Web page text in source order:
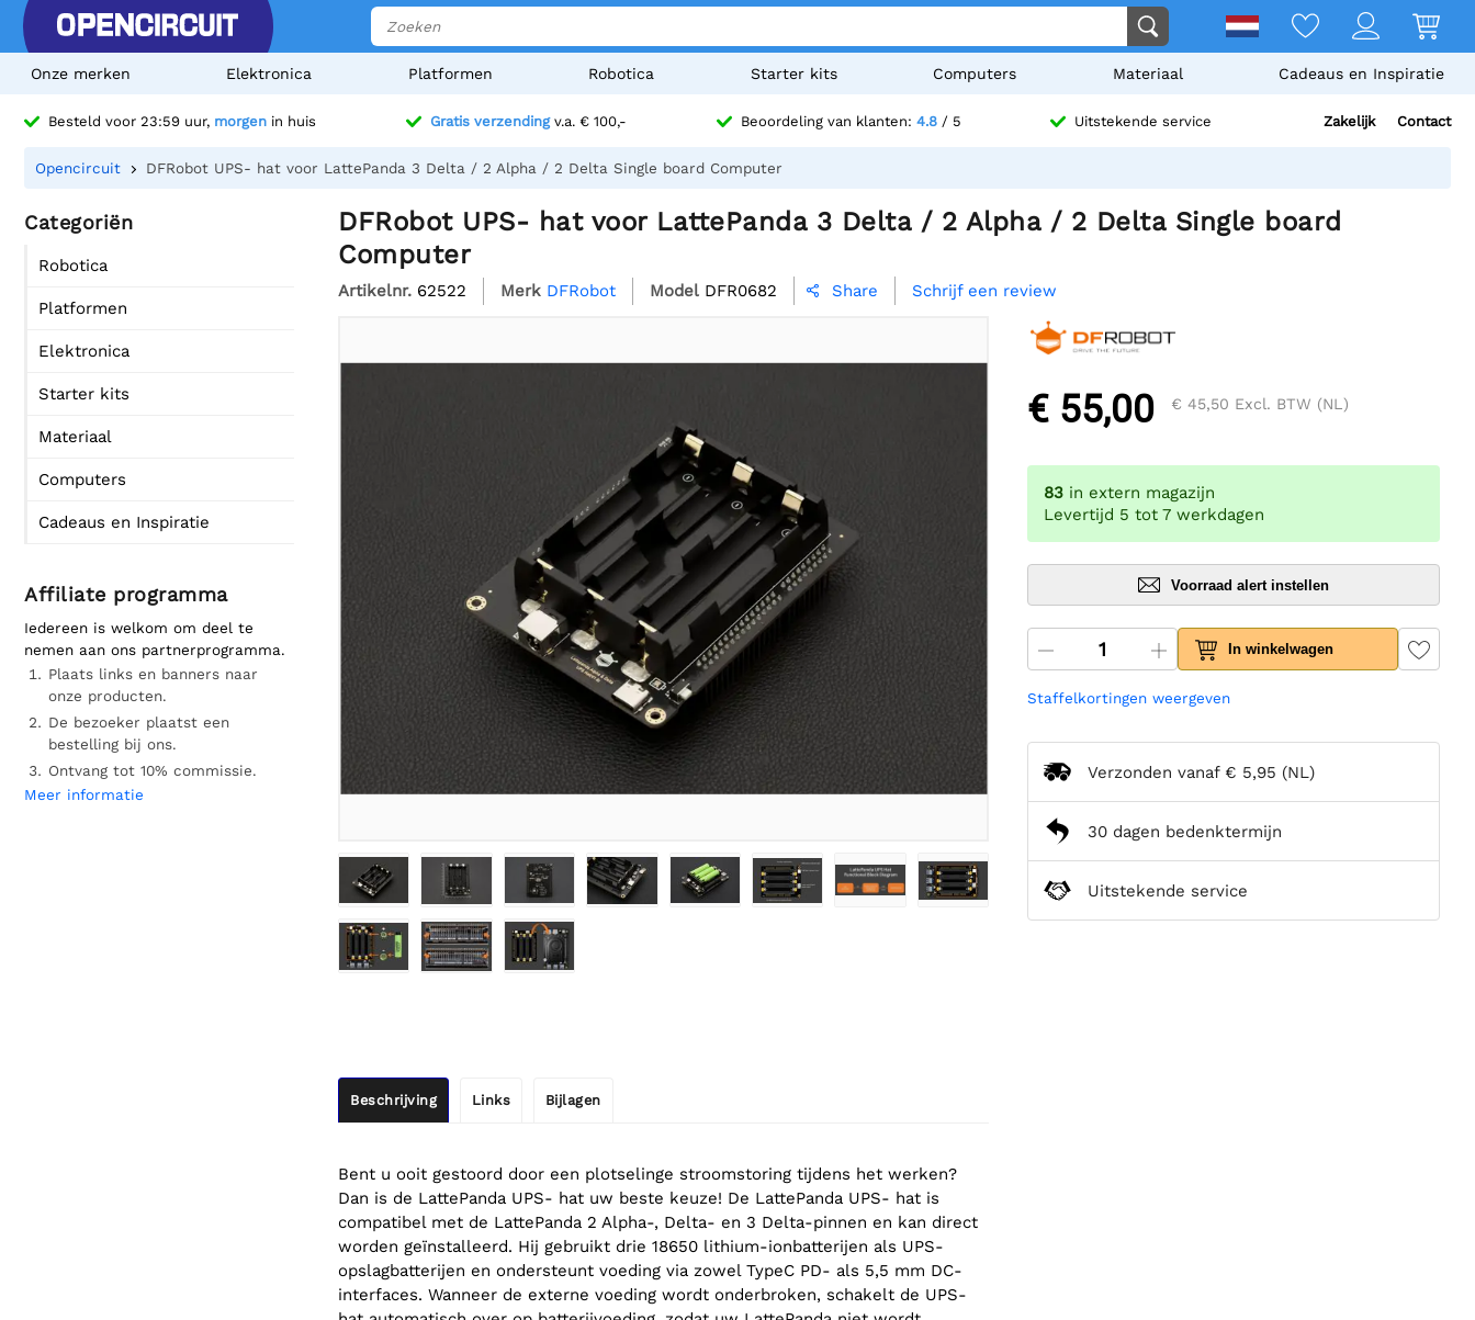
Onze merken Elektronica Platformen Robotica Starter kits Computers Materiaal Cadeaus en Inspiratie
Besteld voor 23:59 uur, morgen in huis Gratis verzendingv.a. € 100,- Beoordeling van klanten: 4.8/ 5 Uitstekende service Zakelijk Contact
Opencircuit DFRobot UPS- hat voor LattePanda 3 Delta / 2 Alpha / 2 Delta Single board Computer
Categoriën
Robotica
Platformen
Elektronica
Starter kits
Materiaal
Computers
Cadeaus en Inspiratie
Affiliate programma
Iedereen is welkom om deel te
nemen aan ons partnerprogramma.
Plaats links en banners naar
onze producten.
De bezoeker plaatst een
bestelling bij ons.
Ontvang tot 10% commissie.
Meer informatie
DFRobot UPS- hat voor LattePanda 3 Delta / 2 Alpha / 2 Delta Single board
Computer
Artikelnr. 62522 Merk DFRobot Model DFR0682  Share Schrijf een review
Beschrijving Links Bijlagen
Bent u ooit gestoord door een plotselinge stroomstoring tijdens het werken?
Dan is de LattePanda UPS- hat uw beste keuze! De LattePanda UPS- hat is
compatibel met de LattePanda 2 Alpha-, Delta- en 3 Delta-pinnen en kan direct
worden geïnstalleerd. Hij gebruikt drie 18650 lithium-ionbatterijen als UPS-
opslagbatterijen en ondersteunt voeding via zowel TypeC PD- als 5,5 mm DC-
interfaces. Wanneer de externe voeding wordt onderbroken, schakelt de UPS-
€ 55,00 € 45,50 Excl. BTW (NL)
83 in extern magazijn
Levertijd 5 tot 7 werkdagen
Voorraad alert instellen
In winkelwagen
Staffelkortingen weergeven
Verzonden vanaf € 5,95 (NL)
30 dagen bedenktermijn
Uitstekende service